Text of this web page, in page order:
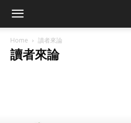
Home 讀者來論
讀者來論